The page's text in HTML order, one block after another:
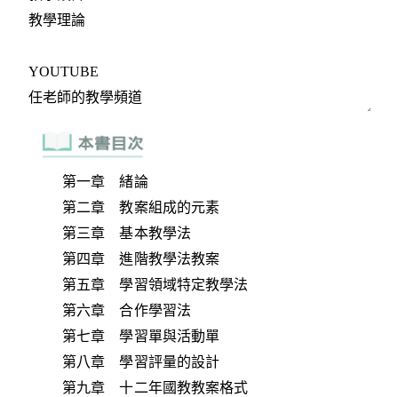
第一章 緒論
第二章 教案組成的元素
第三章 基本教學法
第四章 進階教學法教案
第五章 學習領域特定教學法
第六章 合作學習法
第七章 學習單與活動單
第八章 學習評量的設計
第九章 十二年國教教案格式